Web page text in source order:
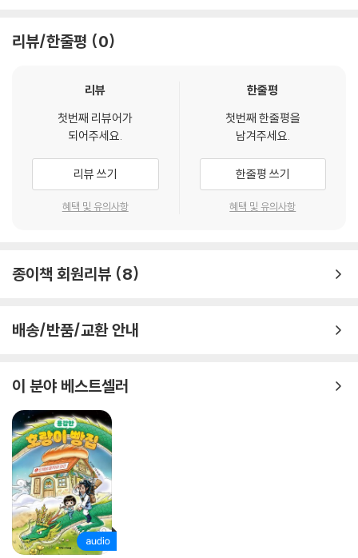
지 않는다며 불만을 쏟아내기 시작했죠. 교장 선생님은 서운했어요. 매일
교장 선생님은 고민을 터놓고 이야기하다가, 잊고 있던 사실을 깨닫습니
것을요. 누군가를 위한다는 건, 내가 좋아하는 게 아니라 다른 사람이 원하
는 걸 해 주는 거라는 것을요. 이제 교장 선생님은 고민할 시간에 선생님과
어린이들의 이야기를 들으러 다니기로 했어요. 걱정이 있다면 터놓고 누군
가에게 얘기해 보세요. 생각보다 문제가 쉽게 해결될지도 몰라요.
린이도, 어른도 마찬가지죠. 한별초등학교의 교장 선생님도 그렇습니다.
가장 먼저 보여 준 걸까요? 아침에 일어나기 힘든 건 어린이도, 어른도 모
『우리 학교 걱정왕』은 오해와 이해에 대한 이야기입니다. 교장 선생님은
학교를 걱정하는 건 자신뿐이라고 오해합니다. 그래서 자신이 생각한 해결
책대로만 학교를 운영하려고 하죠. 그러다 보니 다른 선생님들과 아이들에
게 자기 멋대로 학교를 운영하려는 사람으로 오해받습니다.
오해는 누군가의 이야기에 귀 기울이지 않고, 내 생각대로 판단했을 때 생
깁니다. 교장 선생님이 다른 사람과 이야기를 나눴더라면 모두가 힘들진
않았을 겁니다. 나의 입장이 아닌 다른 사람의 입장에서 바라보면서 이해
리뷰/한줄평 0
리뷰
첫번째 리뷰어가
되어주세요.
리뷰 쓰기
혜택 및 유의사항
한줄평
첫번째 한줄평을
남겨주세요.
한줄평 쓰기
혜택 및 유의사항
종이책 회원리뷰 8
배송/반품/교환 안내
이 분야 베스트셀러